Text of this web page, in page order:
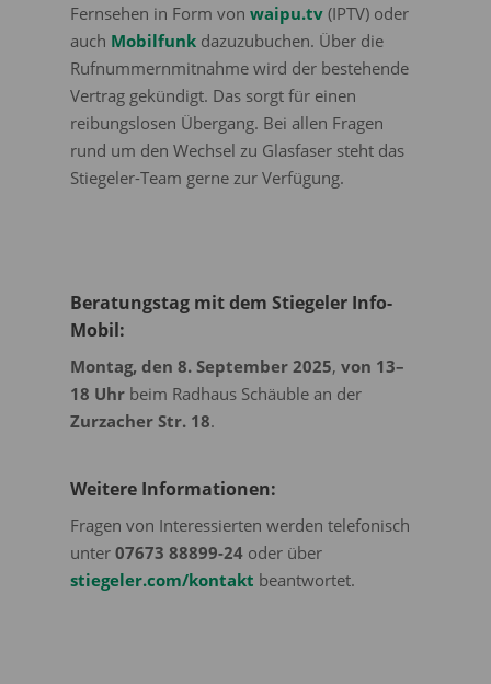
Fernsehen in Form vonwaipu.tv (IPTV) oder
auch Mobilfunk dazuzubuchen. Über die
Rufnummernmitnahme wird der bestehende
Vertrag gekündigt. Das sorgt für einen
reibungslosen Übergang. Bei allen Fragen
rund um den Wechsel zu Glasfaser steht das
Stiegeler-Team gerne zur Verfügung.
Beratungstag mit dem Stiegeler Info-
Mobil:
Montag, den 8. September 2025,von 13–
18 Uhr beim Radhaus Schäuble an der
Zurzacher Str. 18.
Weitere Informationen:
Fragen von Interessierten werden telefonisch
unter07673 88899-24 oder über
stiegeler.com/kontakt beantwortet.